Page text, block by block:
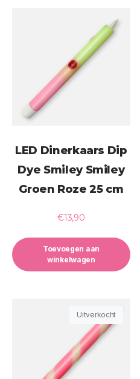
LED Dinerkaars Dip
Dye Smiley Smiley
Groen Roze 25 cm
€13,90
Toevoegen aan
winkelwagen
Uitverkocht